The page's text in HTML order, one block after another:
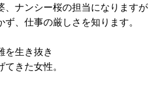
、ナンシー桜の担当になりますが
、仕事の厳しさを知ります。
を生き抜き
てきた女性。